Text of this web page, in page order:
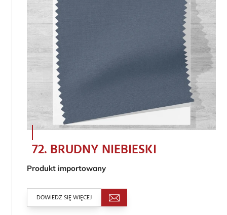
72. BRUDNY NIEBIESKI
Produkt importowany
DOWIEDZ SIĘ WIĘCEJ